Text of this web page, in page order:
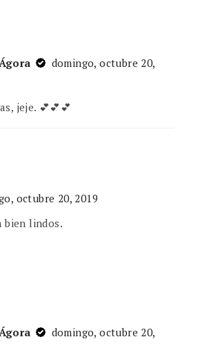
domingo, octubre 20,
jeje. 💕💕💕
octubre 20, 2019
bien lindos.
domingo, octubre 20,